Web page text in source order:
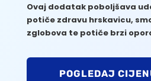
Ovaj dodatak poboljšava
potiče zdravu hrskavicu,
zglobova te potiče brzi
POGLEDAJ